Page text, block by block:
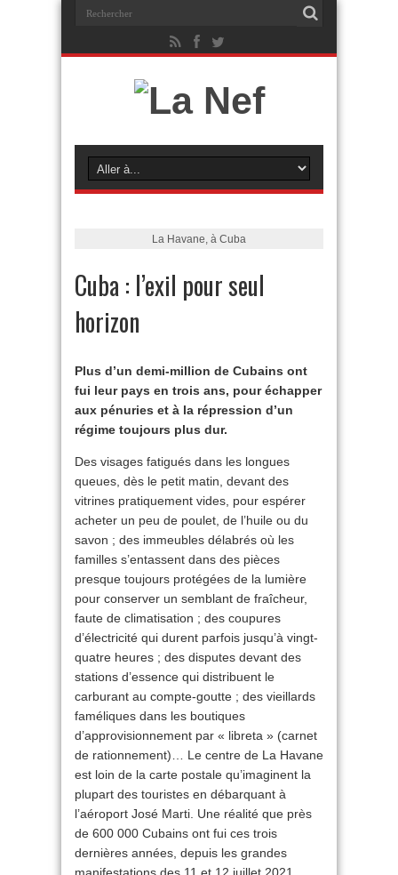
La Havane, à Cuba
Cuba : l’exil pour seul
horizon
Plus d’un demi-million de Cubains ont
fui leur pays en trois ans, pour échapper
aux pénuries et à la répression d’un
régime toujours plus dur.
Des visages fatigués dans les longues
queues, dès le petit matin, devant des
vitrines pratiquement vides, pour espérer
acheter un peu de poulet, de l’huile ou du
savon ; des immeubles délabrés où les
familles s’entassent dans des pièces
presque toujours protégées de la lumière
pour conserver un semblant de fraîcheur,
faute de climatisation ; des coupures
d’électricité qui durent parfois jusqu’à vingt-
quatre heures ; des disputes devant des
stations d’essence qui distribuent le
carburant au compte-goutte ; des vieillards
faméliques dans les boutiques
d’approvisionnement par « libreta » (carnet
de rationnement)… Le centre de La Havane
est loin de la carte postale qu’imaginent la
plupart des touristes en débarquant à
l’aéroport José Marti. Une réalité que près
de 600 000 Cubains ont fui ces trois
dernières années, depuis les grandes